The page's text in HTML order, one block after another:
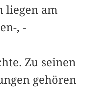
liegen am
,
Zu seinen
gehören